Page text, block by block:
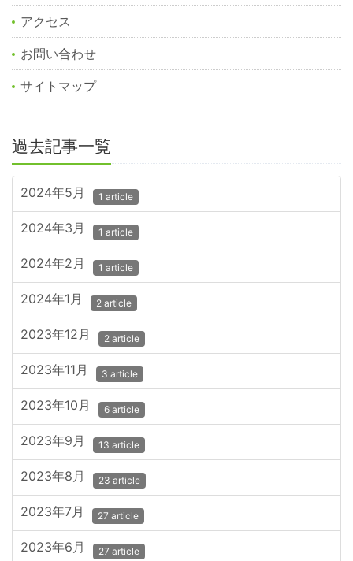
アクセス
お問い合わせ
サイトマップ
過去記事一覧
2024年5月 1 article
2024年3月 1 article
2024年2月 1 article
2024年1月 2 article
2023年12月 2 article
2023年11月 3 article
2023年10月 6 article
2023年9月 13 article
2023年8月 23 article
2023年7月 27 article
2023年6月 27 article